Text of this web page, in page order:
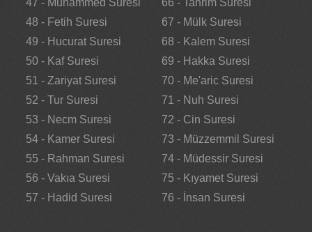
48 - Fetih Suresi
49 - Hucurat Suresi
50 - Kaf Suresi
51 - Zariyat Suresi
52 - Tur Suresi
53 - Necm Suresi
54 - Kamer Suresi
55 - Rahman Suresi
56 - Vakıa Suresi
57 - Hadid Suresi
67 - Mülk Suresi
68 - Kalem Suresi
69 - Hakka Suresi
70 - Me'aric Suresi
71 - Nuh Suresi
72 - Cin Suresi
73 - Müzzemmil Suresi
74 - Müdessir Suresi
75 - Kıyamet Suresi
76 - İnsan Suresi